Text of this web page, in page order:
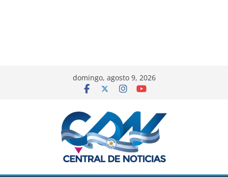
domingo, agosto 9, 2026